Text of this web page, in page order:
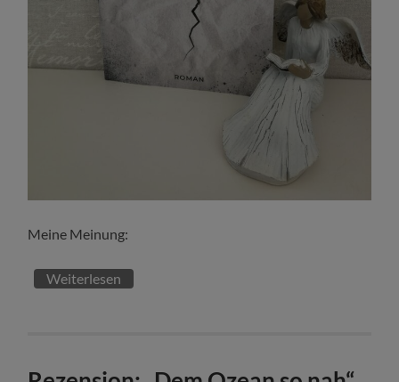
Meine Meinung:
Weiterlesen